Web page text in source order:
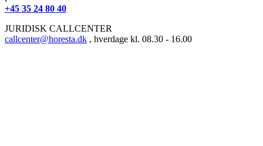
+45 35 24 80 40
JURIDISK CALLCENTER
callcenter@horesta.dk , hverdage kl. 08.30 - 16.00